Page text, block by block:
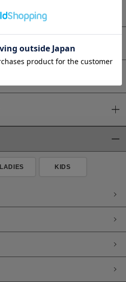
LADIES KIDS